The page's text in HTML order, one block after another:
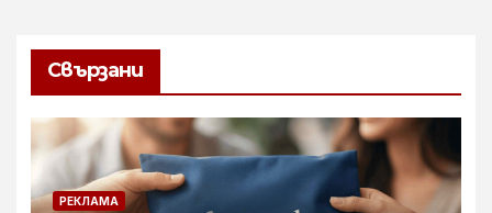
Свързани
РЕКЛАМА